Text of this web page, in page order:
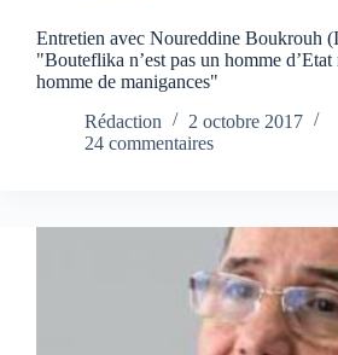
Entretien avec Noureddine Boukrouh
"Bouteflika n’est pas un homme d’Etat
homme de manigances"
Rédaction
2 octobre 2017
24 commentaires